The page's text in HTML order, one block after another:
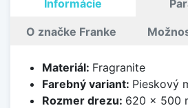
Informácie
O značke Franke
Materiál: Fragranite
Farebný variant: Pieskový
Rozmer drezu: 620 x 500